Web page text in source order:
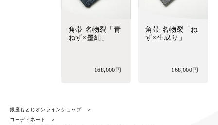
角帯 名物裂「青
ねず×墨紺」
168,000円
角帯 名物裂「ね
ず×生成り」
168,000円
銀座もとじオンラインショップ
コーディネート